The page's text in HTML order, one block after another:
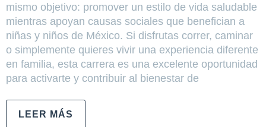
mismo objetivo: promover un estilo de vida saludable
mientras apoyan causas sociales que benefician a
niñas y niños de México. Si disfrutas correr, caminar
o simplemente quieres vivir una experiencia diferente
en familia, esta carrera es una excelente oportunidad
para activarte y contribuir al bienestar de
LEER MÁS